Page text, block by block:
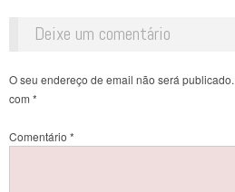
Deixe um comentário
O seu endereço de email não será publicado.
com *
Comentário *